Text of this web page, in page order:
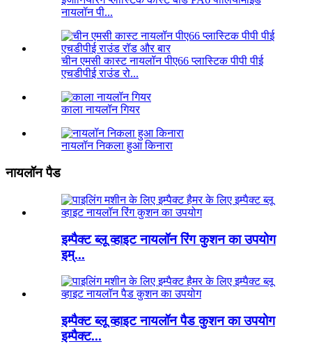
नायलॉन पी...
चीन एमसी कास्ट नायलॉन पीए66 प्लास्टिक पीपी पीई
एचडीपीई राउंड रो...
काला नायलॉन गियर
नायलॉन निकला हुआ किनारा
नायलॉन पैड
इम्पैक्ट ब्लू व्हाइट नायलॉन रिंग कुशन का उपयोग
इम्...
इम्पैक्ट ब्लू व्हाइट नायलॉन पैड कुशन का उपयोग
इम्पैक्ट...